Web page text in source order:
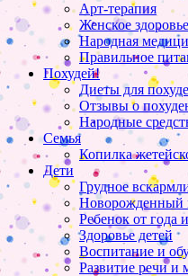
Арт-терапия
Женское здоровье
Народная
Правильное
Похудей!
Диеты для
Отзывы о
Народные
Семья
Копилка
Дети
Грудное
Ребенок от года
Здоровье детей
Воспитание и
Развитие речи и